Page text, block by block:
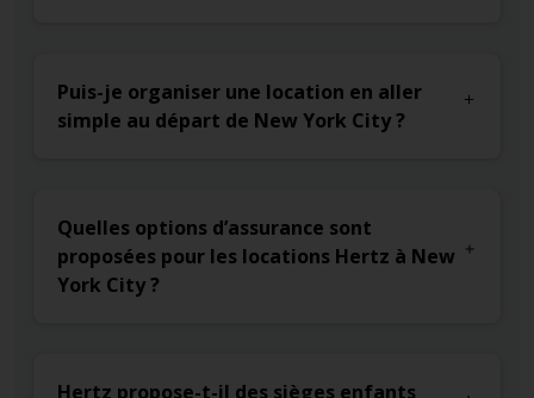
Puis-je organiser une location en aller
simple au départ de New York City ?
Quelles options d’assurance sont
proposées pour les locations Hertz à New
York City ?
Hertz propose-t-il des sièges enfants